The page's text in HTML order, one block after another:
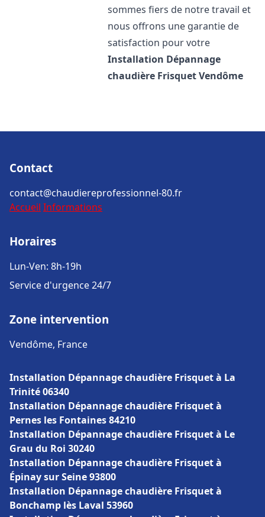
sommes fiers de notre travail et
nous offrons une garantie de
satisfaction pour votre
Installation Dépannage
chaudière FrisquetVendôme
Contact
contact@chaudiereprofessionnel-80.fr
Accueil Informations
Horaires
Lun-Ven: 8h-19h
Service d'urgence 24/7
Zone intervention
Vendôme, France
Installation Dépannage chaudière Frisquet à La
Trinité 06340
Installation Dépannage chaudière Frisquet à
Pernes les Fontaines 84210
Installation Dépannage chaudière Frisquet à Le
Grau du Roi 30240
Installation Dépannage chaudière Frisquet à
Épinay sur Seine 93800
Installation Dépannage chaudière Frisquet à
Bonchamp lès Laval 53960